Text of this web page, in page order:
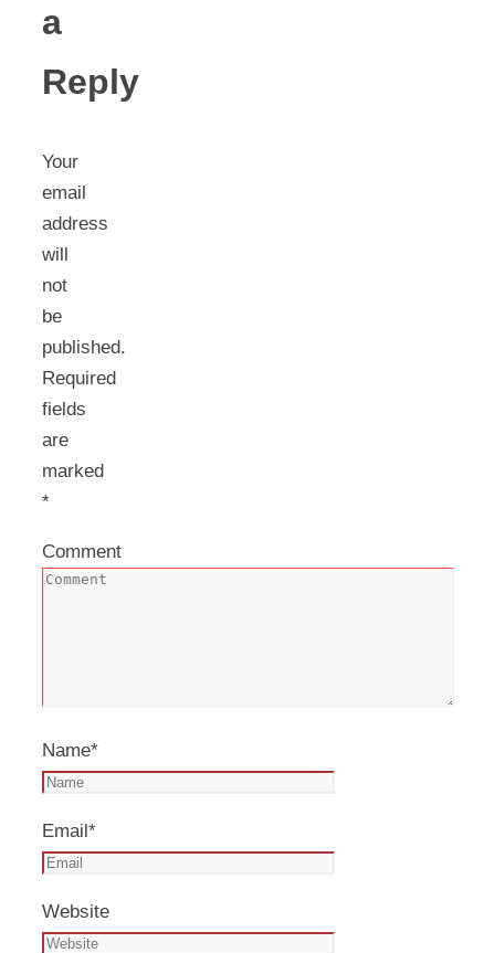
a
Reply
Your
email
address
will
not
be
published.
Required
fields
are
marked
*
Comment
Name*
Email*
Website